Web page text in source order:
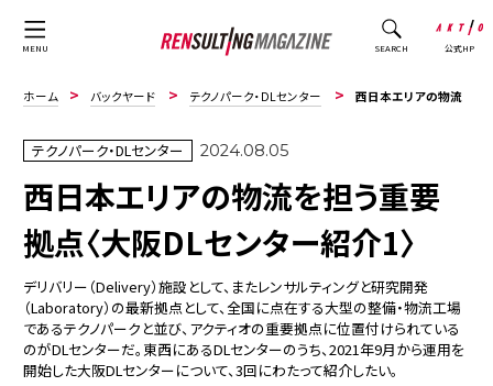
MENU SEARCH 公式HP
ホーム バックヤード テクノパーク・DLセンター 西日本エリアの物流を担う重要拠点〈大阪DLセンター紹介1〉
テクノパーク・DLセンター 2024.08.05
西日本エリアの物流を担う重要
拠点〈大阪DLセンター紹介1〉
デリバリー（Delivery）施設として、またレンサルティングと研究開発
（Laboratory）の最新拠点として、全国に点在する大型の整備・物流工場
であるテクノパークと並び、アクティオの重要拠点に位置付けられている
のがDLセンターだ。東西にあるDLセンターのうち、2021年9月から運用を
開始した大阪DLセンターについて、3回にわたって紹介したい。